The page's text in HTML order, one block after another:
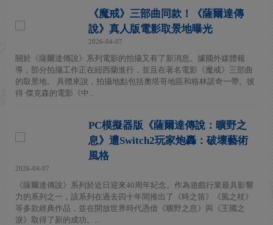
《魔戒》三部曲同款！《薩爾達傳
說》真人版電影取景地曝光
2026-04-07
關於《薩爾達傳說》系列電影的拍攝又有了新消息。據國外媒體報
導，部分拍攝工作正在紐西蘭進行，並且在著名電影《魔戒》三部曲
的取景地。 具體來說，拍攝地點包括奧塔哥地區和格林諾奇一帶。彼
得·傑克森的電影《中...
PC模擬器版《薩爾達傳說：曠野之
息》遭Switch2玩家炮轟：破壞藝術
風格
2026-04-07
《薩爾達傳說》系列於近日迎來40周年紀念。作為遊戲行業最具影響
力的系列之一，該系列在過去四十年間推出了《時之笛》《風之杖》
等多款經典作品，並在開放世界時代憑借《曠野之息》與《王國之
淚》取得了新的成功。...